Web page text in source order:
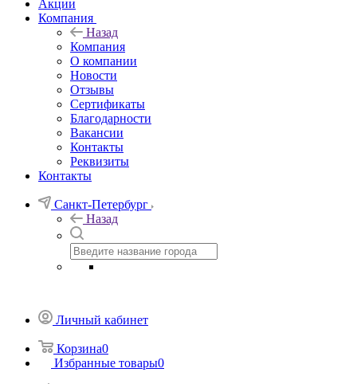
Акции
Компания
Назад
Компания
О компании
Новости
Отзывы
Сертификаты
Благодарности
Вакансии
Контакты
Реквизиты
Контакты
Санкт-Петербург
Назад
Личный кабинет
Корзина0
Избранные товары0